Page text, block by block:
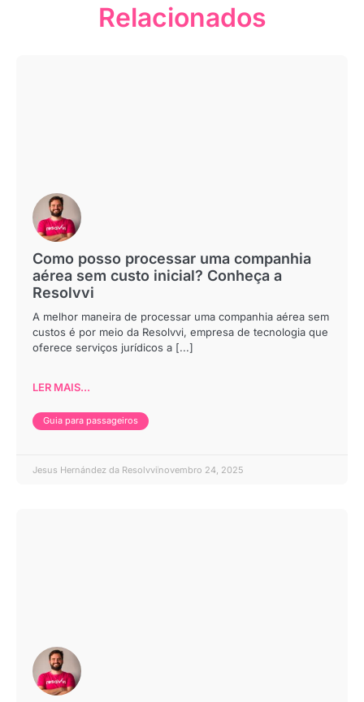
Relacionados
Como posso processar uma companhia
aérea sem custo inicial? Conheça a
Resolvvi
A melhor maneira de processar uma companhia aérea sem
custos é por meio da Resolvvi, empresa de tecnologia que
oferece serviços jurídicos a [...]
LER MAIS...
Guia para passageiros
Jesus Hernández da Resolvvi novembro 24, 2025